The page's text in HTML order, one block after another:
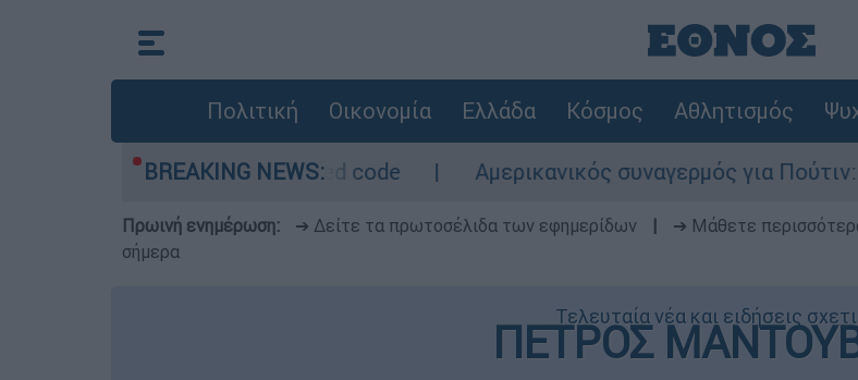
Πολιτική Οικονομία Ελλάδα Κόσμος Αθλητισμός
BREAKING NEWS:
- Οι περιοχές σε red code Αμερικανικός συναγερμός για Πούτιν:
Πρωινή ενημέρωση: ➔ Δείτε τα πρωτοσέλιδα των εφημερίδων ➔ Μάθετε
σήμερα
Τελευταία νέα και ειδήσεις
ΠΕΤΡΟΣ